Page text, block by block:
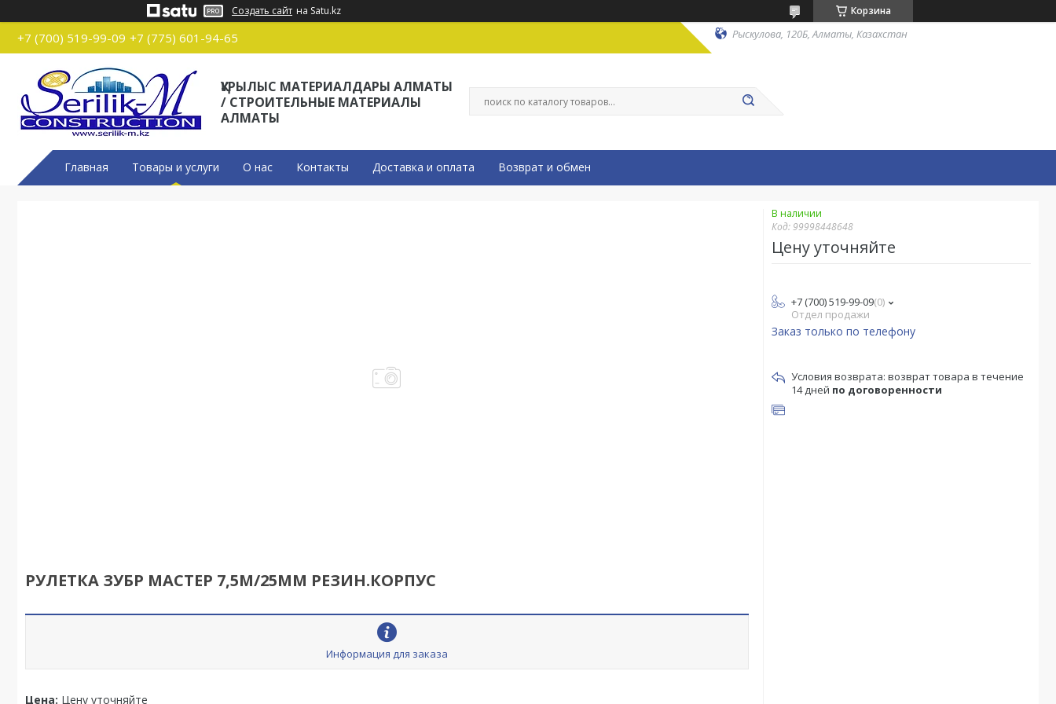
Создать сайт на Satu.kz Корзина
+7 (700) 519-99-09 +7 (775) 601-94-65 Рыскулова, 120Б, Алматы, Казахстан
ҚҰРЫЛЫС МАТЕРИАЛДАРЫ АЛМАТЫ
/ СТРОИТЕЛЬНЫЕ МАТЕРИАЛЫ
АЛМАТЫ
Главная Товары и услуги О нас Контакты Доставка и оплата Возврат и обмен
РУЛЕТКА ЗУБР МАСТЕР 7,5М/25ММ РЕЗИН.КОРПУС
Информация для заказа
Цена: Цену уточняйте
В наличии
Код:99998448648
Цену уточняйте
+7 (700) 519-99-09 0
Отдел продажи
Заказ только по телефону
возврат товара в течение
14 дней по договоренности